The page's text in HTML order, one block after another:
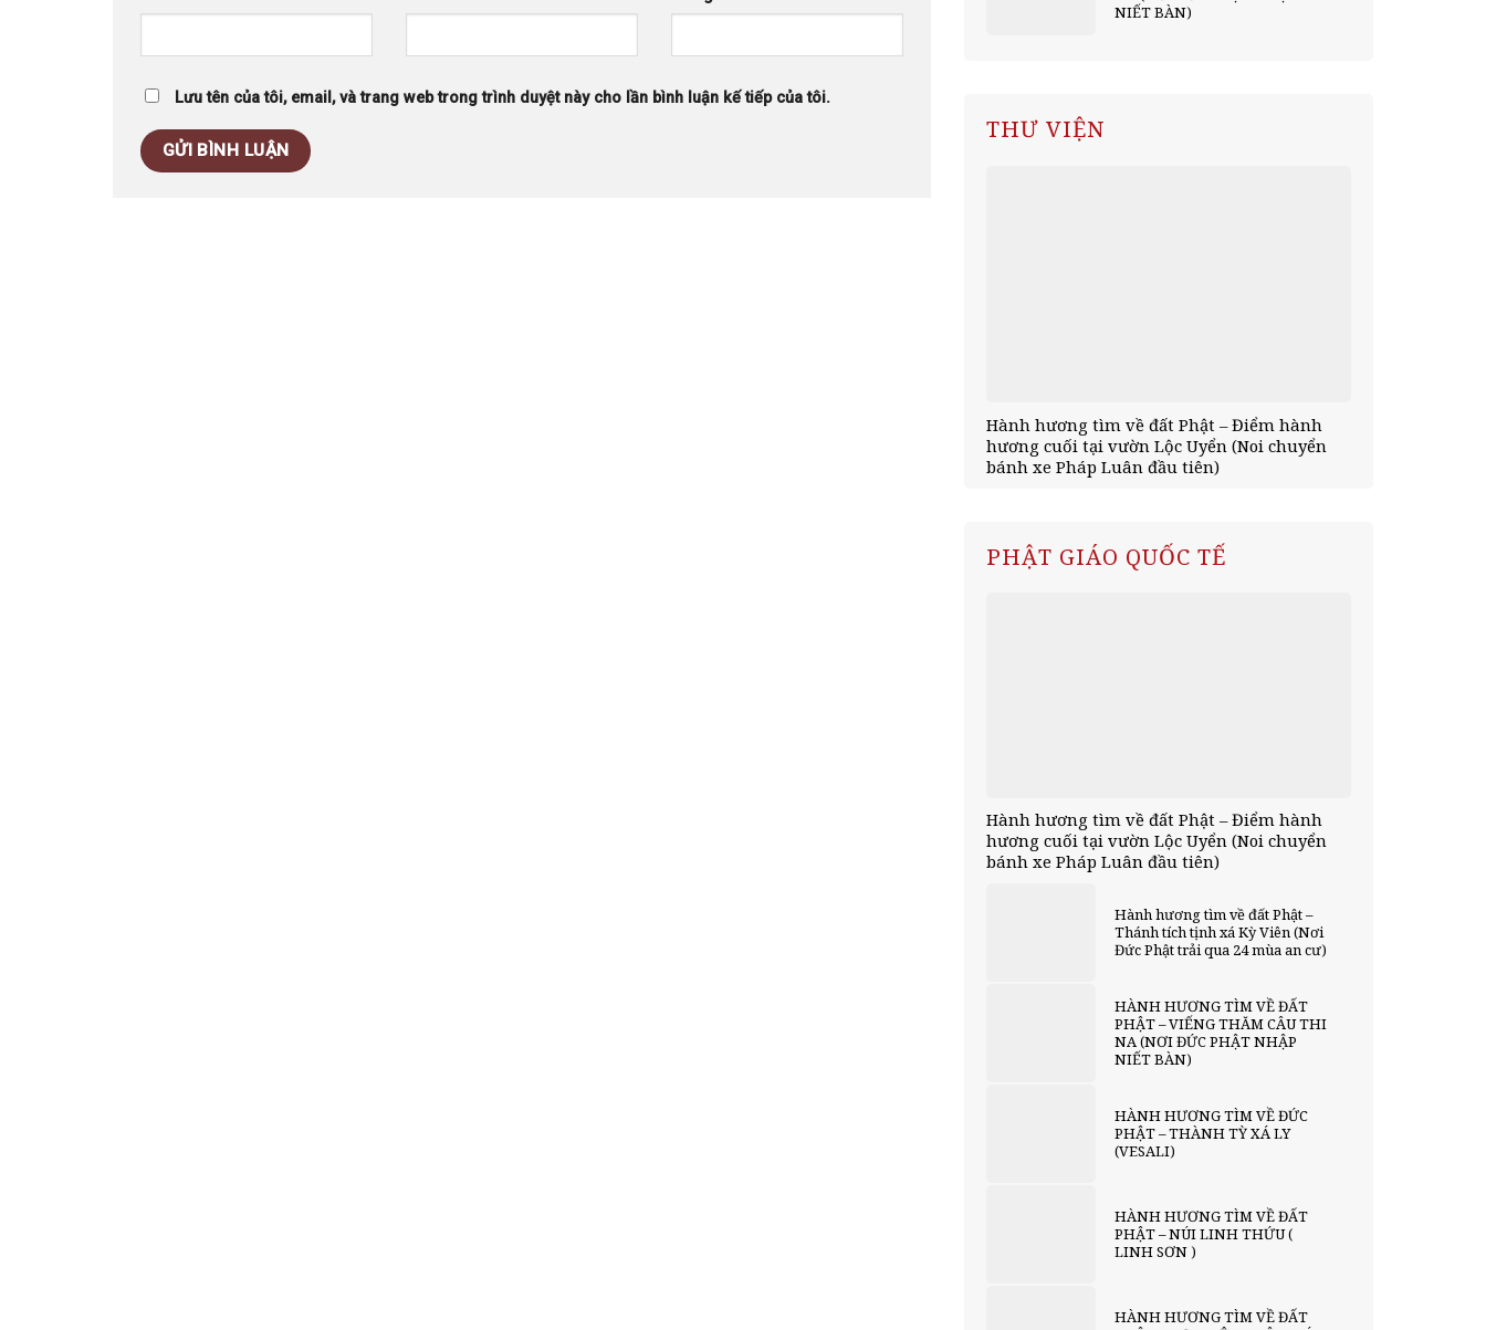
Lưu tên của tôi, email, và trang web trong trình duyệt này cho lần bình luận kế tiếp của tôi.
NIẾT BÀN)
THƯ VIỆN
Hành hương tìm về đất Phật – Điểm hành
hương cuối tại vườn Lộc Uyển (Noi chuyển
bánh xe Pháp Luân đầu tiên)
PHẬT GIÁO QUỐC TẾ
Hành hương tìm về đất Phật – Điểm hành
hương cuối tại vườn Lộc Uyển (Noi chuyển
bánh xe Pháp Luân đầu tiên)
Hành hương tìm về đất Phật –
Thánh tích tịnh xá Kỳ Viên (Nơi
Đức Phật trải qua 24 mùa an cư)
HÀNH HƯƠNG TÌM VỀ ĐẤT
PHẬT – VIẾNG THĂM CÂU THI
NA (NƠI ĐỨC PHẬT NHẬP
NIẾT BÀN)
HÀNH HƯƠNG TÌM VỀ ĐỨC
PHẬT – THÀNH TỲ XÁ LY
(VESALI)
HÀNH HƯƠNG TÌM VỀ ĐẤT
PHẬT – NÚI LINH THỨU (
LINH SƠN )
HÀNH HƯƠNG TÌM VỀ ĐẤT